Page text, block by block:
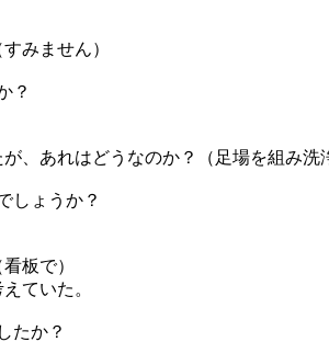
みません）
？
、あれはどうなのか？（足場を組み洗
しょうか？
板で）
ていた。
たか？